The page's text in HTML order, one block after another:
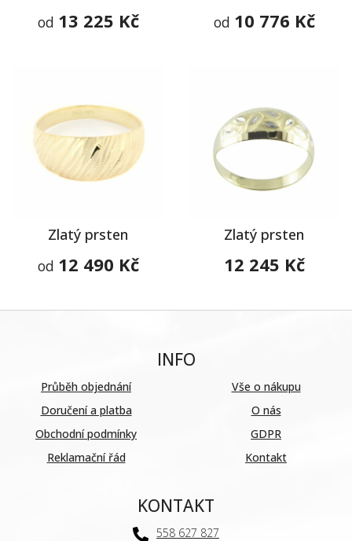
od 13 225 Kč
od 10 776 Kč
Zlatý prsten
od 12 490 Kč
Zlatý prsten
12 245 Kč
INFO
Průběh objednání
Doručení a platba
Obchodní podmínky
Reklamační řád
Vše o nákupu
O nás
GDPR
Kontakt
KONTAKT
558 627 827